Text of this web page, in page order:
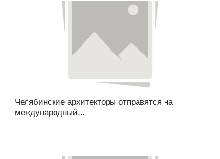
Челябинские архитекторы отправятся на
международный...